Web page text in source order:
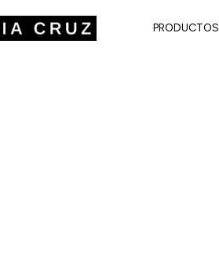
PRODUCTOS